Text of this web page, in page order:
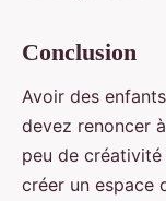
Conclusion
Avoir des
devez renoncer
peu de
créer un espace